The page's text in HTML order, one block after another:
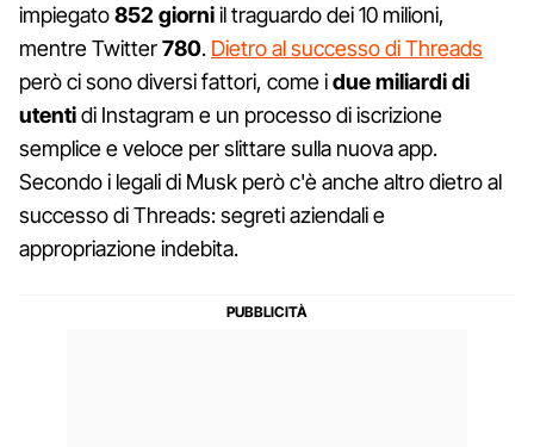
impiegato852 giorniil traguardo dei 10 milioni,
mentre Twitter780. Dietro al successo di Threads
però ci sono diversi fattori, come idue miliardi di
utentidi Instagram e un processo di iscrizione
semplice e veloce per slittare sulla nuova app.
Secondo i legali di Musk però c'è anche altro dietro al
successo di Threads: segreti aziendali e
appropriazione indebita.